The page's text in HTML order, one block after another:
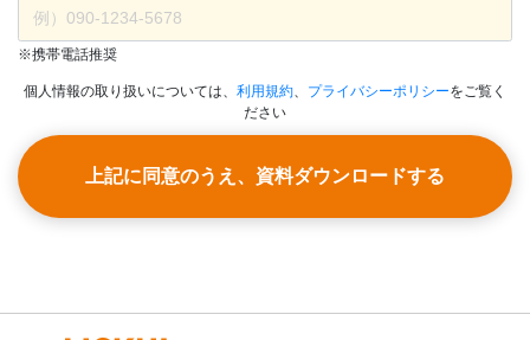
※携帯電話推奨
個人情報の取り扱いについては、 利用規約、 プライバシーポリシーをご覧く
ださい
上記に同意のうえ、資料ダウンロードする